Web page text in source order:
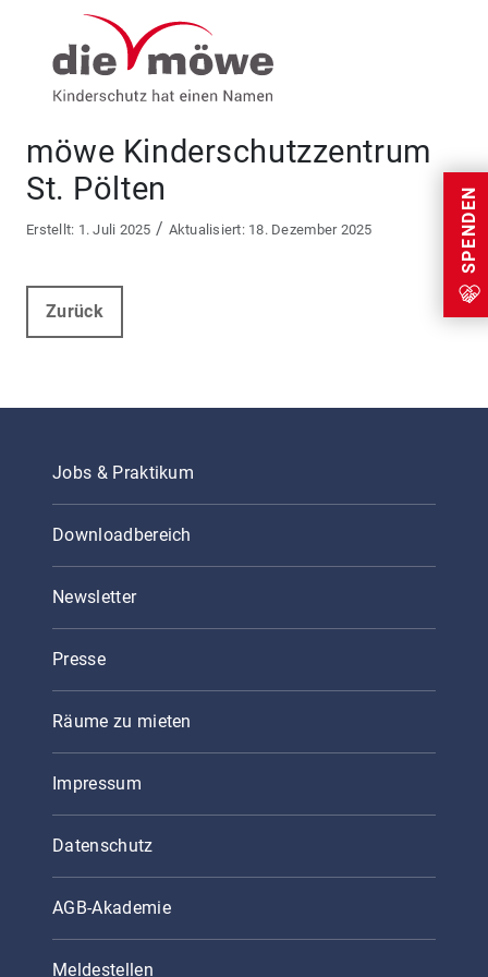
Weiter zum Inhalt
SPENDEN
möwe Kinderschutzzentrum
St. Pölten
1. Juli 2025 / 18. Dezember 2025
Zurück
Jobs & Praktikum
Downloadbereich
Newsletter
Presse
Räume zu mieten
Impressum
Datenschutz
AGB-Akademie
Meldestellen